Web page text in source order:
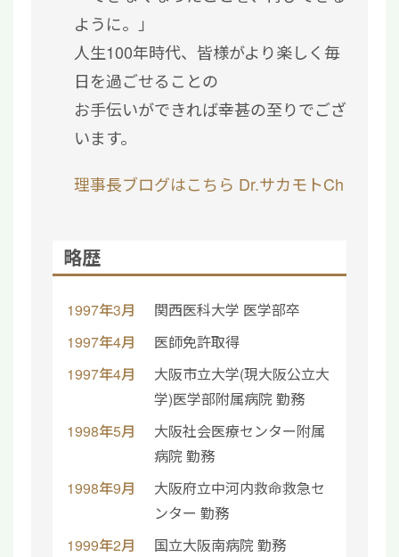
ように。」
人生100年時代、皆様がより楽しく毎
日を過ごせることの
お手伝いができれば幸甚の至りでござ
います。
理事長ブログはこちら Dr.サカモトCh
略歴
1997年3月
関西医科大学 医学部卒
1997年4月
医師免許取得
1997年4月
大阪市立大学(現大阪公立大
学)医学部附属病院 勤務
1998年5月
大阪社会医療センター附属
病院 勤務
1998年9月
大阪府立中河内救命救急セ
ンター 勤務
1999年2月
国立大阪南病院 勤務